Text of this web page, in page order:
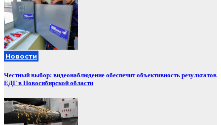
Новости
Честный выбор: видеонаблюдение обеспечит объективность результатов
ЕДГ в Новосибирской области